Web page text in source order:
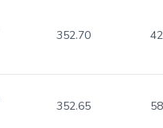
352.70
352.65